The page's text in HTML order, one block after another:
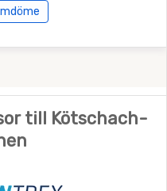
till Kötschach-